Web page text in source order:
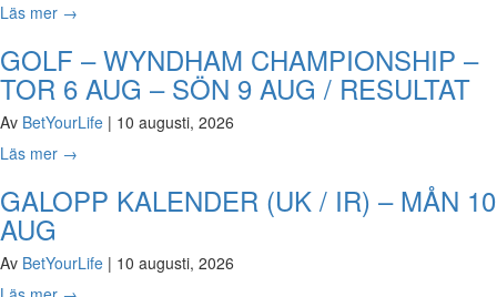
Läs mer →
GOLF – WYNDHAM CHAMPIONSHIP –
TOR 6 AUG – SÖN 9 AUG / RESULTAT
Av BetYourLife | 10 augusti, 2026
Läs mer →
GALOPP KALENDER (UK / IR) – MÅN 10
AUG
Av BetYourLife | 10 augusti, 2026